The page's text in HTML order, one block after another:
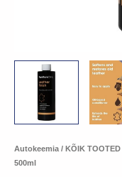
Autokeemia / KÕIK TOOTED
500ml